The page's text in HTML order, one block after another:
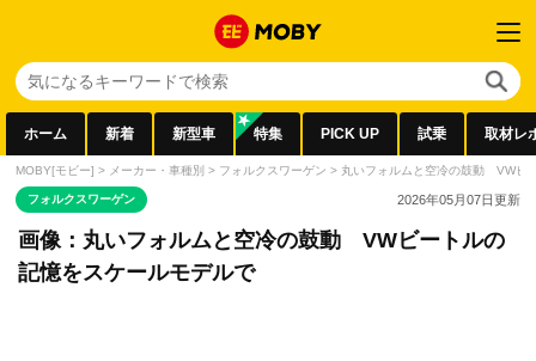
ホーム 新着 新型車 特集 PICK UP 試乗 取材レ
MOBY[モビー] > メーカー・車種別 > フォルクスワーゲン > 丸いフォルムと空冷の鼓動 VWビ
フォルクスワーゲン 2026年05月07日更新
画像：丸いフォルムと空冷の鼓動 VWビートルの
記憶をスケールモデルで